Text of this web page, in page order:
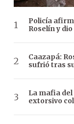
Policía
Roselín y
Caazapá:
sufrió tras
La mafia
extorsivo